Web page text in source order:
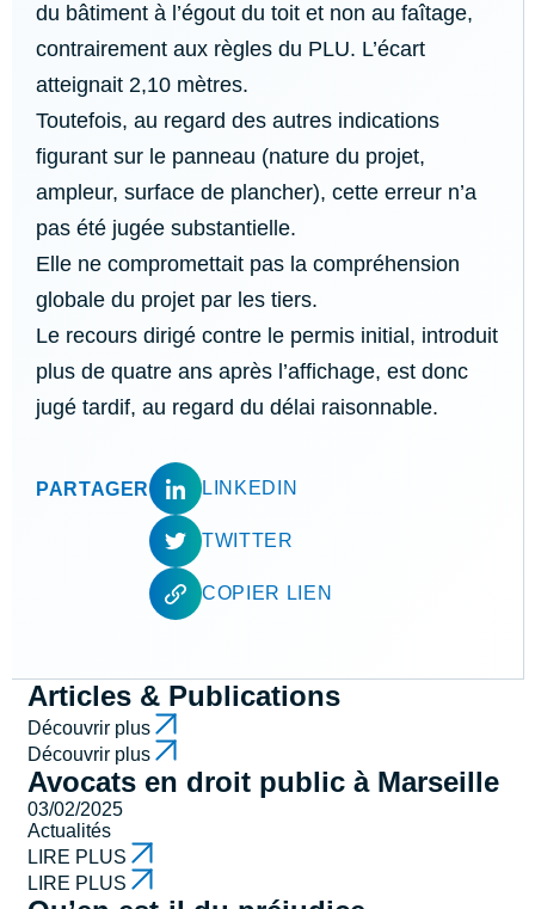
du bâtiment à l’égout du toit et non au faîtage,
contrairement aux règles du PLU. L’écart
atteignait 2,10 mètres.
Toutefois, au regard des autres indications
figurant sur le panneau (nature du projet,
ampleur, surface de plancher), cette erreur n’a
pas été jugée substantielle.
Elle ne compromettait pas la compréhension
globale du projet par les tiers.
Le recours dirigé contre le permis initial, introduit
plus de quatre ans après l’affichage, est donc
jugé tardif, au regard du délai raisonnable.
PARTAGER LINKEDIN
TWITTER
COPIER LIEN
Articles & Publications
Découvrir plus
Découvrir plus
Avocats en droit public à Marseille
03/02/2025
Actualités
LIRE PLUS
LIRE PLUS